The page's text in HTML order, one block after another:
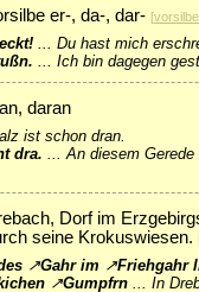
er-, da-, dar- [
Du hast mich
Ich bin dagegen
daran
ist schon dran.
dra.
An diesem
Dorf im
seine Krokuswiesen.
↗Gahrim ↗Friehgahr
↗Gumpfrn
In